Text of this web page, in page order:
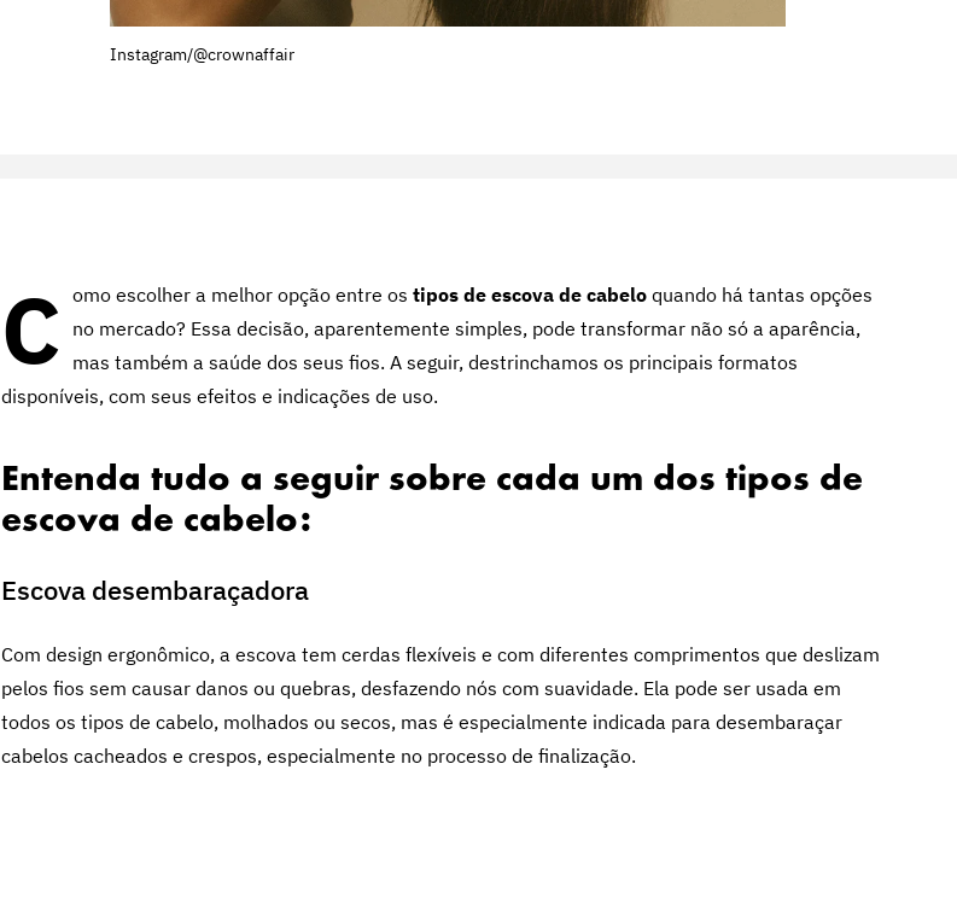
Instagram/@crownaffair
C omo escolher a melhor opção entre os tipos de escova de cabelo quando há tantas opções
no mercado? Essa decisão, aparentemente simples, pode transformar não só a aparência,
mas também a saúde dos seus fios. A seguir, destrinchamos os principais formatos
disponíveis, com seus efeitos e indicações de uso.
Entenda tudo a seguir sobre cada um dos tipos de
escova de cabelo:
Escova desembaraçadora
Com design ergonômico, a escova tem cerdas flexíveis e com diferentes comprimentos que deslizam
pelos fios sem causar danos ou quebras, desfazendo nós com suavidade. Ela pode ser usada em
todos os tipos de cabelo, molhados ou secos, mas é especialmente indicada para desembaraçar
cabelos cacheados e crespos, especialmente no processo de finalização.